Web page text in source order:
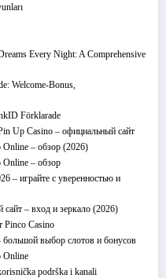
Every Night: A Comprehensive
Welcome‑Bonus,
Förklarade
Up Casino – официальный сайт
Online – обзор (2026)
Online – обзор
– играйте с уверенностью и
– вход и зеркало (2026)
Pinco Casino
выбор слотов и бонусов
Online
podrška i kanali